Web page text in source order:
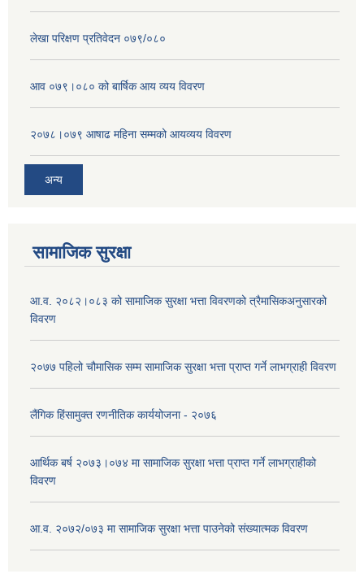
लेखा परिक्षण प्रतिवेदन ०७९/०८०
आव ०७९।०८० को बार्षिक आय व्यय विवरण
२०७८।०७९ आषाढ महिना सम्मको आयव्यय विवरण
अन्य
सामाजिक सुरक्षा
आ.व. २०८२।०८३ को सामाजिक सुरक्षा भत्ता विवरणको त्रैमासिकअनुसारको
विवरण
२०७७ पहिलो चौमासिक सम्म सामाजिक सुरक्षा भत्ता प्राप्त गर्ने लाभग्राही विवरण
लैंगिक हिंसामुक्त रणनीतिक कार्ययोजना - २०७६
आर्थिक बर्ष २०७३।०७४ मा सामाजिक सुरक्षा भत्ता प्राप्त गर्ने लाभग्राहीको
विवरण
आ.व. २०७२/०७३ मा सामाजिक सुरक्षा भत्ता पाउनेको संख्यात्मक विवरण